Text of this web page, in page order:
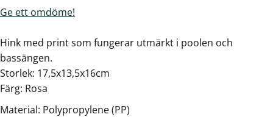
Ge ett omdöme!
Hink med print som fungerar utmärkt i poolen och
bassängen.
Storlek: 17,5x13,5x16cm
Färg: Rosa
Material: Polypropylene (PP)